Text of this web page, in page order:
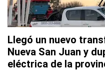
Llegó un nuevo
Nueva San Juan y
eléctrica de la